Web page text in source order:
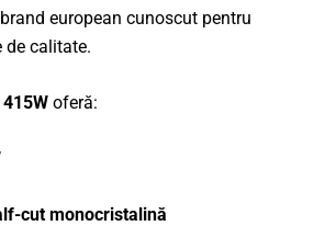
european cunoscut pentru
de calitate.
oferă:
cut monocristalină